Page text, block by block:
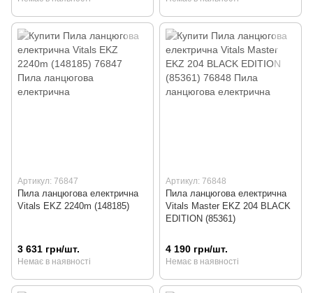
Артикул: 76847
Пила ланцюгова електрична
Vitals EKZ 2240m (148185)
3 631 грн/шт.
Немає в наявності
Артикул: 76848
Пила ланцюгова електрична
Vitals Master EKZ 204 BLACK
EDITION (85361)
4 190 грн/шт.
Немає в наявності